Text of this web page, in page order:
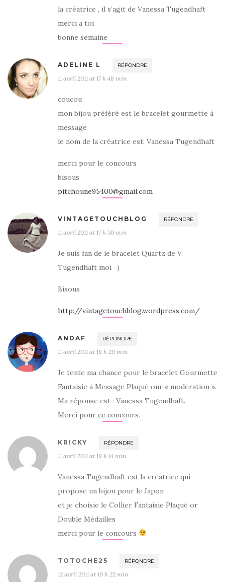
la créatrice , il s’agit de Vanessa Tugendhaft
merci a toi
bonne semaine
ADELINE L RÉPONDRE
11 avril 2011 at 17 h 48 min
coucou
mon bijou préféré est le bracelet gourmette à
message
le nom de la créatrice est: Vanessa Tugendhaft
merci pour le concours
bisous
pitchoune95400@gmail.com
VINTAGETOUCHBLOG RÉPONDRE
11 avril 2011 at 17 h 50 min
Je suis fan de le bracelet Quartz de V.
Tugendhaft moi =)
Bisous
http://vintagetouchblog.wordpress.com/
ANDAF RÉPONDRE
11 avril 2011 at 18 h 29 min
Je tente ma chance pour le bracelet Gourmette
Fantaisie à Message Plaqué our « moderation ».
Ma réponse est : Vanessa Tugendhaft.
Merci pour ce concours.
KRICKY RÉPONDRE
11 avril 2011 at 19 h 14 min
Vanessa Tugendhaft est la créatrice qui
propose un bijou pour le Japon
et je choisie le Collier Fantaisie Plaqué or
Double Médailles
merci pour le concours
TOTOCHE25 RÉPONDRE
12 avril 2011 at 10 h 22 min